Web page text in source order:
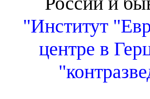
"Институт
центре в